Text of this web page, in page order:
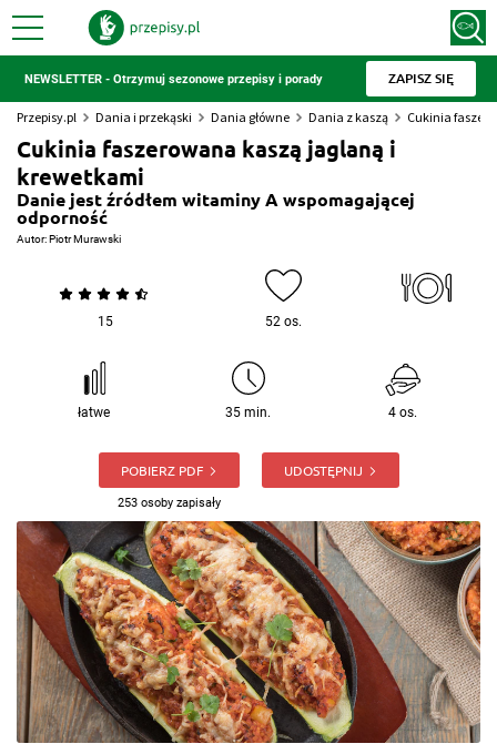
NEWSLETTER - Otrzymuj sezonowe przepisy i porady ZAPISZ SIĘ
Przepisy.pl Dania i przekąski Dania główne Dania z kaszą Cukinia
Cukinia faszerowana kaszą jaglaną i
krewetkami
Danie jest źródłem witaminy A wspomagającej
odporność
Autor:Piotr Murawski
15 52 os.
łatwe 35 min. 4 os.
POBIERZ PDF
253 osoby zapisały
UDOSTĘPNIJ